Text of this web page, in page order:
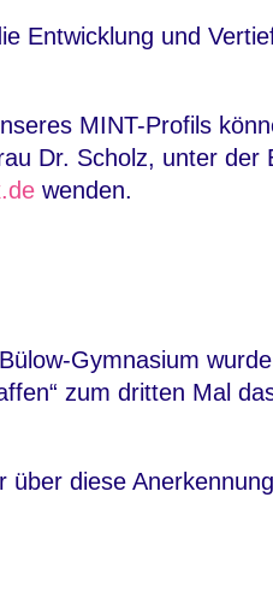
Entwicklung und
MINT-Profils
Dr. Scholz, unter der
wenden.
Gymnasium
zum dritten Mal
über diese